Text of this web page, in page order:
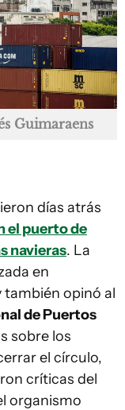
Guimaraens
días atrás
el puerto de
navieras. La
en
opinó al
de Puertos
sobre los
el círculo,
críticas del
organismo